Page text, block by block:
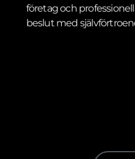
företag och
beslut med